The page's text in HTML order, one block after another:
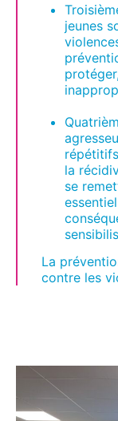
jeunes
la
se
La
contre les